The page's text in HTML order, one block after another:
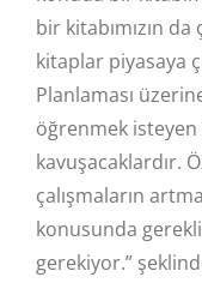
bir kitabımızın
kitaplar piyasaya
Planlaması
öğrenmek
kavuşacaklardır.
çalışmaların
konusunda gerekli
gerekiyor.”